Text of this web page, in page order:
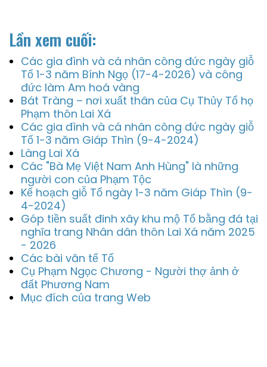
Lần xem cuối:
Các gia đình và cá nhân công đức ngày giỗ
Tổ 1-3 năm Bính Ngọ (17-4-2026) và công
đức làm Am hoá vàng
Bát Tràng – nơi xuất thân của Cụ Thủy Tổ họ
Phạm thôn Lai Xá
Các gia đình và cá nhân công đức ngày giỗ
Tổ 1-3 năm Giáp Thìn (9-4-2024)
Làng Lai Xá
Các "Bà Mẹ Việt Nam Anh Hùng" là những
người con của Phạm Tộc
Kế hoạch giỗ Tổ ngày 1-3 năm Giáp Thìn (9-
4-2024)
Góp tiền suất đinh xây khu mộ Tổ bằng đá tại
nghĩa trang Nhân dân thôn Lai Xá năm 2025
- 2026
Các bài văn tế Tổ
Cụ Phạm Ngọc Chương - Người thợ ảnh ở
đất Phương Nam
Mục đích của trang Web